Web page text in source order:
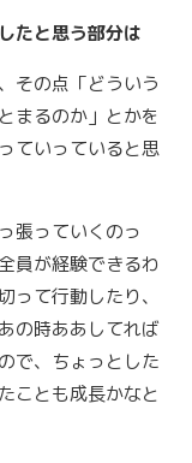
たと思う部分は
その点「どういう
まるのか」とかを
ていっていると思
張っていくのっ
員が経験できるわ
って行動したり、
の時ああしてれば
で、ちょっとした
ことも成長かなと